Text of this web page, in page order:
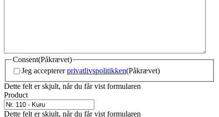
Consent(Påkrævet)
Jeg acceptererprivatlivspolitikken(Påkrævet)
Dette felt er skjult, når du får vist formularen
Product
Dette felt er skjult, når du får vist formularen